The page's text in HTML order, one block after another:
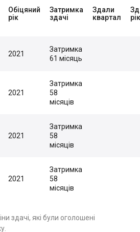
Обіцяний
рік
Затримка
здачі
Здали
квартал
рік
2021
Затримка
61 місяць
2021
Затримка
58
місяців
2021
Затримка
58
місяців
2021
Затримка
58
місяців
здачі, які були оголошені